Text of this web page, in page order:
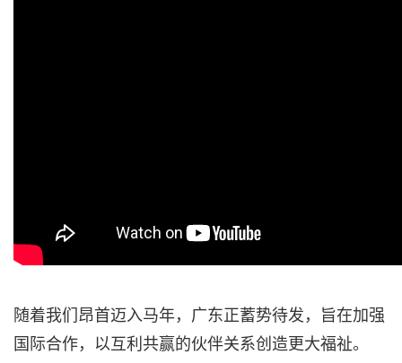
随着我们昂首迈入马年，广东正蓄势待发，旨在加强
国际合作，以互利共赢的伙伴关系创造更大福祉。